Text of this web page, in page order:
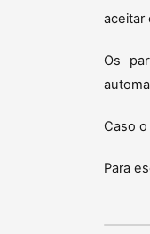
aceitar
Os
Caso
Para